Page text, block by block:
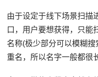
由于设定于线下场景扫描
口，用户要想获得，只能
名称(极少部分可以模糊
重名，所以名字一般都很